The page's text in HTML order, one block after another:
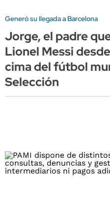
Generó su llegada a Barcelona
Jorge, el padre
Lionel Messi
cima del fútbol
Selección